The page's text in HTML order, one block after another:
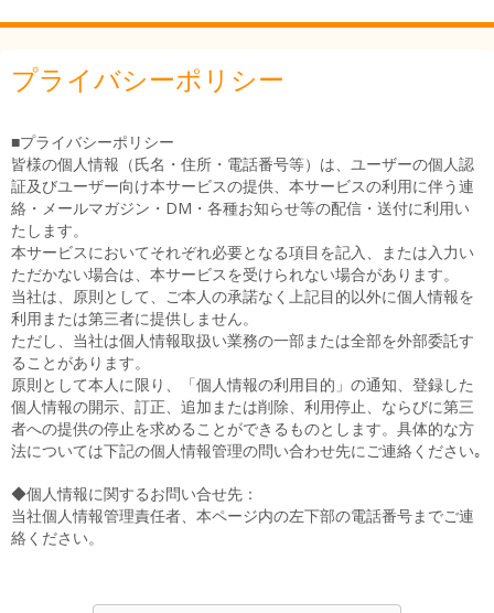
プライバシーポリシー
■プライバシーポリシー
皆様の個人情報（氏名・住所・電話番号等）は、ユーザーの個人認
証及びユーザー向け本サービスの提供、本サービスの利用に伴う連
絡・メールマガジン・DM・各種お知らせ等の配信・送付に利用い
たします。
本サービスにおいてそれぞれ必要となる項目を記入、または入力い
ただかない場合は、本サービスを受けられない場合があります。
当社は、原則として、ご本人の承諾なく上記目的以外に個人情報を
利用または第三者に提供しません。
ただし、当社は個人情報取扱い業務の一部または全部を外部委託す
ることがあります。
原則として本人に限り、「個人情報の利用目的」の通知、登録した
個人情報の開示、訂正、追加または削除、利用停止、ならびに第三
者への提供の停止を求めることができるものとします。具体的な方
法については下記の個人情報管理の問い合わせ先にご連絡ください｡
◆個人情報に関するお問い合せ先：
当社個人情報管理責任者、本ページ内の左下部の電話番号までご連
絡ください。